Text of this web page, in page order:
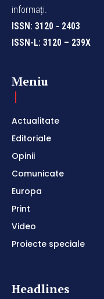
informați.
ISSN: 3120 - 2403
ISSN-L: 3120 – 239X
Meniu
Actualitate
Editoriale
Opinii
Comunicate
Europa
Print
Video
Proiecte speciale
Headlines